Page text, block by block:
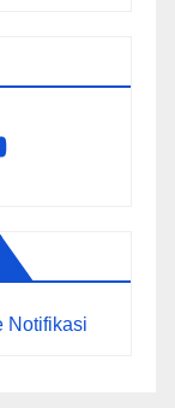
Notifikasi